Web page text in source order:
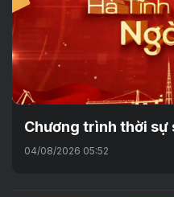
Chương trình thời
04/08/2026 05:52